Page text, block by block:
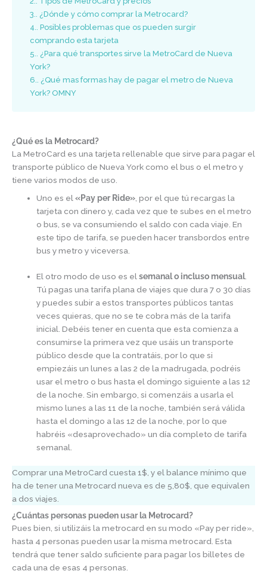
3.
¿Dónde y cómo comprar la Metrocard?
4.
Posibles problemas que os pueden surgir
comprando esta tarjeta
5.
¿Para qué transportes sirve la MetroCard de Nueva
York?
6.
¿Qué mas formas hay de pagar el metro de Nueva
York? OMNY
¿Qué es la Metrocard?
La MetroCard es una tarjeta rellenable que sirve para pagar el
transporte público de Nueva York como el bus o el metro y
tiene varios modos de uso.
Uno es el«Pay per Ride» , por el que tú recargas la
tarjeta con dinero y, cada vez que te subes en el metro
o bus, se va consumiendo el saldo con cada viaje. En
este tipo de tarifa, se pueden hacer transbordos entre
bus y metro y viceversa.
El otro modo de uso es elsemanal o incluso mensual.
Tú pagas una tarifa plana de viajes que dura 7 o 30 días
y puedes subir a estos transportes públicos tantas
veces quieras, que no se te cobra más de la tarifa
inicial. Debéis tener en cuenta que esta comienza a
consumirse la primera vez que usáis un transporte
público desde que la contratáis, por lo que si
empiezáis un lunes a las 2 de la madrugada, podréis
usar el metro o bus hasta el domingo siguiente a las 12
de la noche. Sin embargo, si comenzáis a usarla el
mismo lunes a las 11 de la noche, también será válida
hasta el domingo a las 12 de la noche, por lo que
habréis «desaprovechado» un día completo de tarifa
semanal.
Comprar una MetroCard cuesta 1$, y el balance mínimo que
ha de tener una Metrocard nueva es de 5,80$, que equivalen
a dos viajes.
¿Cuántas personas pueden usar la Metrocard?
Pues bien, si utilizáis la metrocard en su modo «Pay per ride»,
hasta 4 personas pueden usar la misma metrocard. Esta
tendrá que tener saldo suficiente para pagar los billetes de
cada una de esas 4 personas.